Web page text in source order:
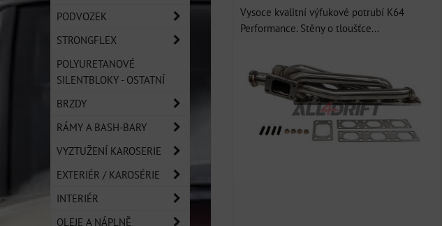
Vysoce kvalitní výfukové potrubí K64
Performance. Stěny o tloušťce...
PODVOZEK
STRONGFLEX
POLYURETANOVÉ
SILENTBLOKY - OSTATNÍ
BRZDY
RÁMY A BASH-BARY
VYZTUŽENÍ KAROSERIE
EXTERIÉR / KAROSÉRIE
INTERIÉR
OLEJE A NÁPLNĚ